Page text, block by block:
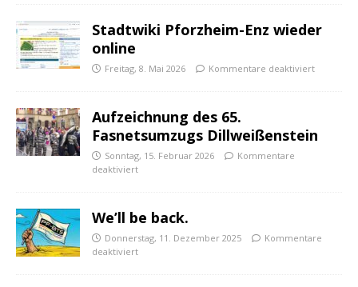
Stadtwiki Pforzheim-Enz wieder
online
Freitag, 8. Mai 2026 Kommentare deaktiviert
Aufzeichnung des 65.
Fasnetsumzugs Dillweißenstein
Sonntag, 15. Februar 2026
Kommentare
deaktiviert
We’ll be back.
Donnerstag, 11. Dezember 2025
Kommentare
deaktiviert